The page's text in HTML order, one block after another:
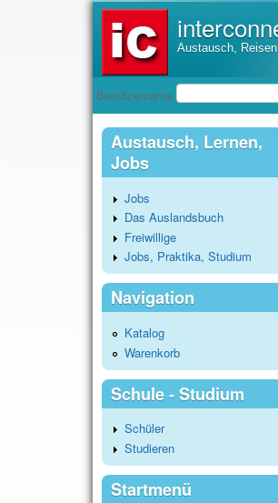
Austausch,
Benutzeranmeldung
Benutzername
Austausch, Lernen,
Jobs
Jobs
Das Auslandsbuch
Freiwillige
Jobs, Praktika, Studium
Navigation
Katalog
Warenkorb
Schule - Studium
Schüler
Studieren
Startmenü